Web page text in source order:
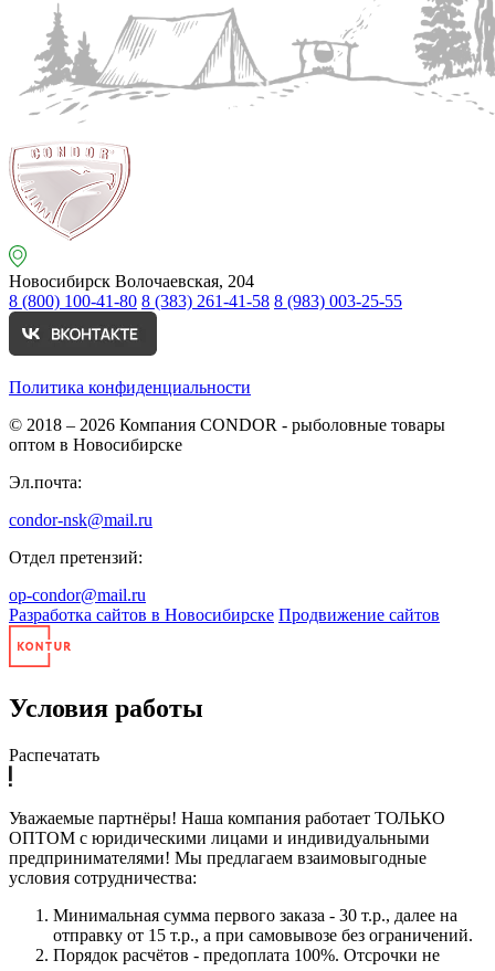
Новосибирск Волочаевская, 204
8 (800) 100-41-80 8 (383) 261-41-58 8 (983) 003-25-55
Политика конфиденциальности
© 2018 – 2026 Компания CONDOR - рыболовные товары
оптом в Новосибирске
Эл.почта:
condor-nsk@mail.ru
Отдел претензий:
op-condor@mail.ru
Разработка сайтов в Новосибирске Продвижение сайтов
Условия работы
Распечатать
Уважаемые партнёры! Наша компания работает ТОЛЬКО
ОПТОМ с юридическими лицами и индивидуальными
предпринимателями! Мы предлагаем взаимовыгодные
условия сотрудничества:
Минимальная сумма первого заказа - 30 т.р., далее на
отправку от 15 т.р., а при самовывозе без ограничений.
Порядок расчётов - предоплата 100%. Отсрочки не